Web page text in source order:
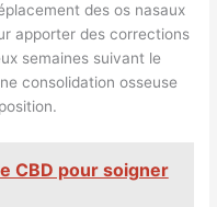
des os nasaux
apporter des corrections
semaines suivant le
consolidation osseuse
CBD pour soigner